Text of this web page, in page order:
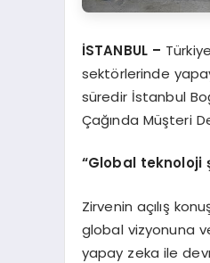
İSTANBUL –
sektörlerinde
süredir İstanbul
Çağında Müşteri
“Global teknoloji
Zirvenin açılış
global vizyonuna
yapay zeka ile